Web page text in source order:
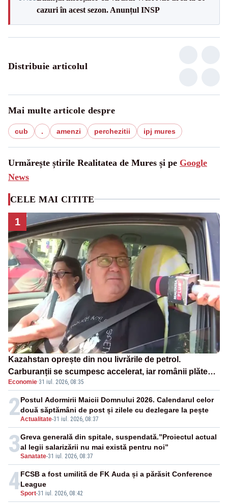
cazuri în acest sezon. Anunțul INSP
Distribuie articolul
Mai multe articole despre
cub . amenzi perchezitii ipj mures
Urmărește știrile Realitatea de Mures și pe Google
News
CELE MAI CITITE
1
Kazahstan oprește din nou livrările de petrol.
Carburanții se scumpesc accelerat, iar românii plătesc
nota de plată
Economie·31 iul. 2026, 08:35
2Actualitate-31 iul. 2026, 08:37
Postul Adormirii Maicii Domnului 2026. Calendarul celor
două săptămâni de post și zilele cu dezlegare la pește
3Sanatate-31 iul. 2026, 08:37
Greva generală din spitale, suspendată.”Proiectul actual
al legii salarizării nu mai există pentru noi”
4Sport-31 iul. 2026, 08:42
FCSB a fost umilită de FK Auda și a părăsit Conference
League